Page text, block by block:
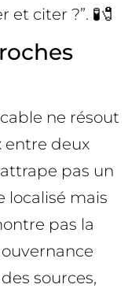
citer ?”. 🧪🧷
ne résout
entre deux
pas un
localisé mais
pas la
sources,